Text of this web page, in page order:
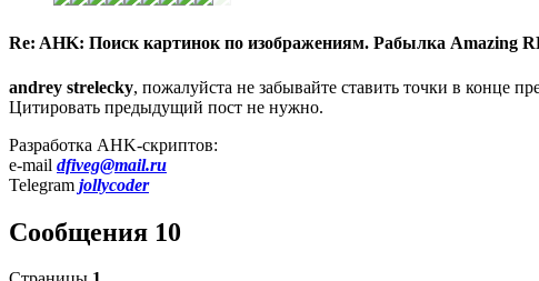
Re: AHK: Поиск картинок по изображениям. Рабылка Amazing
andrey strelecky, пожалуйста не забывайте ставить точки в конце
Цитировать предыдущий пост не нужно.
Разработка AHK-скриптов:
e-mail dfiveg@mail.ru
Telegram jollycoder
Сообщения 10